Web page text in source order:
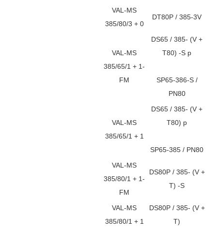
VAL-MS
385/80/3 + 0
DT80P / 385-3V
VAL-MS
385/65/1 + 1-
FM
DS65 / 385- (V +
T80) -S p
SP65-386-S /
PN80
VAL-MS
385/65/1 + 1
DS65 / 385- (V +
T80) p
SP65-385 / PN80
VAL-MS
385/80/1 + 1-
FM
DS80P / 385- (V +
T) -S
VAL-MS
385/80/1 + 1
DS80P / 385- (V +
T)